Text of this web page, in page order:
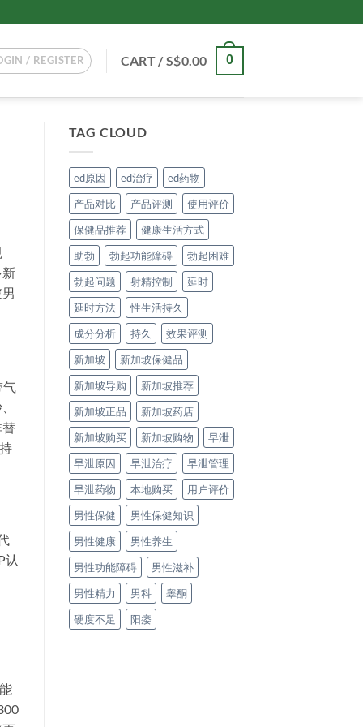
/ REGISTER CART /S$0.00 0
气
认
TAG CLOUD
ed原因 ed治疗
ed药物
产品对比
产品评测
使用评价
保健品推荐
健康生活方式
助勃
勃起功能障碍
勃起困难
勃起问题
射精控制
延时
延时方法
性生活持久
成分分析
持久
效果评测
新加坡
新加坡保健品
新加坡导购
新加坡推荐
新加坡正品
新加坡药店
新加坡购买
新加坡购物
早泄
早泄原因
早泄治疗
早泄管理
早泄药物
本地购买
用户评价
男性保健
男性保健知识
男性健康
男性养生
男性功能障碍
男性滋补
男性精力
男科
睾酮
硬度不足
阳痿